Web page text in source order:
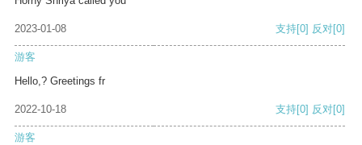
2023-01-08 支持[0] 反对[0]
游客
Hello,? Greetings fr
2022-10-18 支持[0] 反对[0]
游客